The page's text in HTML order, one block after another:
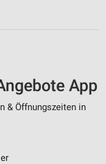
App
& Öffnungszeiten in